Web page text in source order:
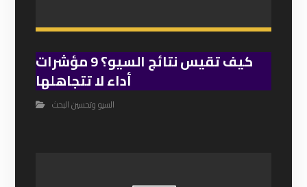
كيف تقيس نتائج السيو؟ 9 مؤشرات
أداء لا تتجاهلها
السيو وتحسين البحث